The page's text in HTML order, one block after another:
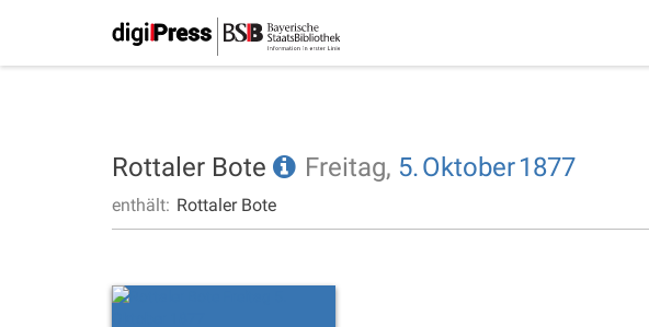
Rottaler Bote Freitag, 5.Oktober1877
enthält: Rottaler Bote